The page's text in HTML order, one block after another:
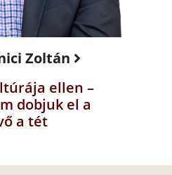
Zoltán
ellen –
dobjuk el a
a tét